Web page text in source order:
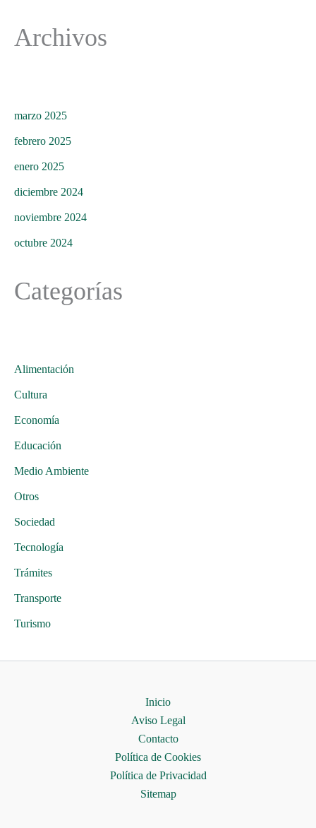
Archivos
marzo 2025
febrero 2025
enero 2025
diciembre 2024
noviembre 2024
octubre 2024
Categorías
Alimentación
Cultura
Economía
Educación
Medio Ambiente
Otros
Sociedad
Tecnología
Trámites
Transporte
Turismo
Inicio
Aviso Legal
Contacto
Política de Cookies
Política de Privacidad
Sitemap